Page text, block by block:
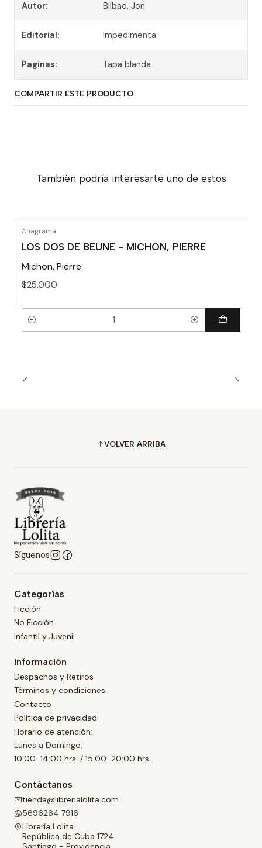
Autor: Bilbao, Jon
Editorial: Impedimenta
Paginas: Tapa blanda
COMPARTIR ESTE PRODUCTO
También podría interesarte uno de estos
Anagrama
LOS DOS DE BEUNE - MICHON, PIERRE
Michon, Pierre
$25.000
Cantidad
VOLVER ARRIBA
Síguenos
Categorías
Ficción
No Ficción
Infantil y Juvenil
Información
Despachos y Retiros
Términos y condiciones
Contacto
Política de privacidad
Horario de atención:
Lunes a Domingo:
10:00-14:00 hrs. / 15:00-20:00 hrs.
Contáctanos
tienda@librerialolita.com
5696264 7916
Librería Lolita
República de Cuba 1724